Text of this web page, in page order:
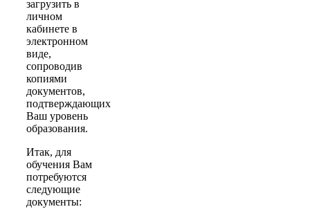
загрузить в
личном
кабинете в
электронном
виде,
сопроводив
копиями
документов,
подтверждающих
Ваш уровень
образования.
Итак, для
обучения Вам
потребуются
следующие
документы: